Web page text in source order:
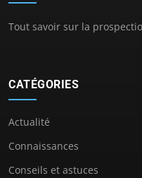
Tout savoir sur la
CATÉGORIES
Actualité
Connaissances
Conseils et astuces